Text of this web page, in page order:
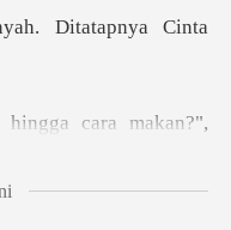
Ditatapnya Cint
hingga cara ma